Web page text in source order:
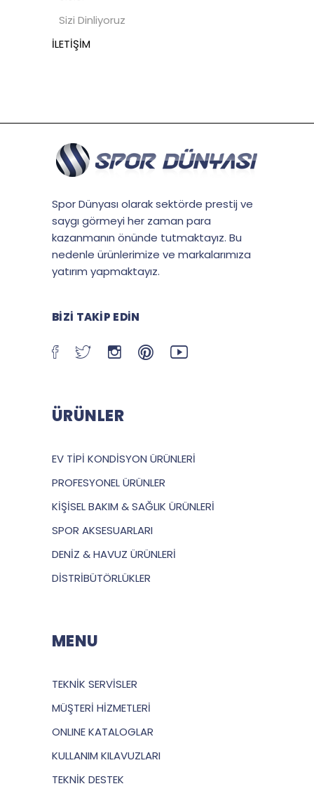
Sizi Dinliyoruz
İLETİŞİM
Spor Dünyası olarak sektörde prestij ve
saygı görmeyi her zaman para
kazanmanın önünde tutmaktayız. Bu
nedenle ürünlerimize ve markalarımıza
yatırım yapmaktayız.
BIZI TAKIP EDIN
ÜRÜNLER
EV TİPİ KONDİSYON ÜRÜNLERİ
PROFESYONEL ÜRÜNLER
KİŞİSEL BAKIM & SAĞLIK ÜRÜNLERİ
SPOR AKSESUARLARI
DENİZ & HAVUZ ÜRÜNLERİ
DİSTRİBÜTÖRLÜKLER
MENU
TEKNİK SERVİSLER
MÜŞTERİ HİZMETLERİ
ONLINE KATALOGLAR
KULLANIM KILAVUZLARI
TEKNİK DESTEK